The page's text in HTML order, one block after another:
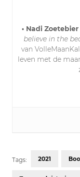
• Nadi Zoetebier
believe in the
van
leven met de
Tags: 2021